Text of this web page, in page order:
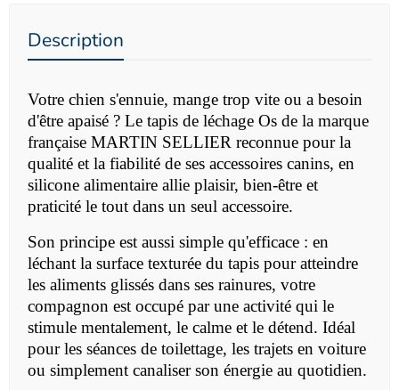
Description
Votre chien s'ennuie, mange trop vite ou a besoin
d'être apaisé ? Le tapis de léchage Os de la marque
française MARTIN SELLIER reconnue pour la
qualité et la fiabilité de ses accessoires canins, en
silicone alimentaire allie plaisir, bien-être et
praticité le tout dans un seul accessoire.
Son principe est aussi simple qu'efficace : en
léchant la surface texturée du tapis pour atteindre
les aliments glissés dans ses rainures, votre
compagnon est occupé par une activité qui le
stimule mentalement, le calme et le détend. Idéal
pour les séances de toilettage, les trajets en voiture
ou simplement canaliser son énergie au quotidien.